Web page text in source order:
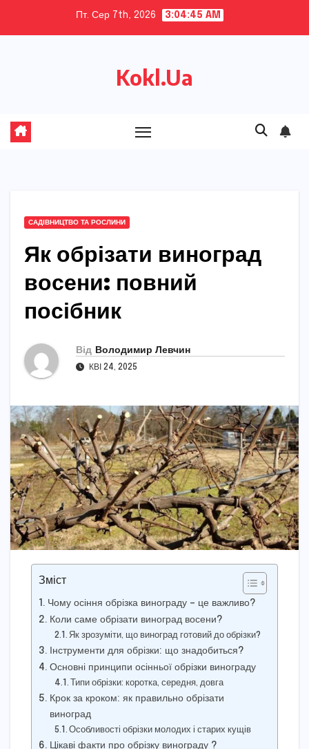
Пт. Сер 7th, 2026 3:04:46 AM
Kokl.Ua
САДІВНИЦТВО ТА РОСЛИНИ
Як обрізати виноград
восени: повний
посібник
Від Володимир Левчин
КВІ 24, 2025
Зміст
Чому осіння обрізка винограду – це важливо?
Коли саме обрізати виноград восени?
Як зрозуміти, що виноград готовий до обрізки?
Інструменти для обрізки: що знадобиться?
Основні принципи осінньої обрізки винограду
Типи обрізки: коротка, середня, довга
Крок за кроком: як правильно обрізати
виноград
Особливості обрізки молодих і старих кущів
Цікаві факти про обрізку винограду ?